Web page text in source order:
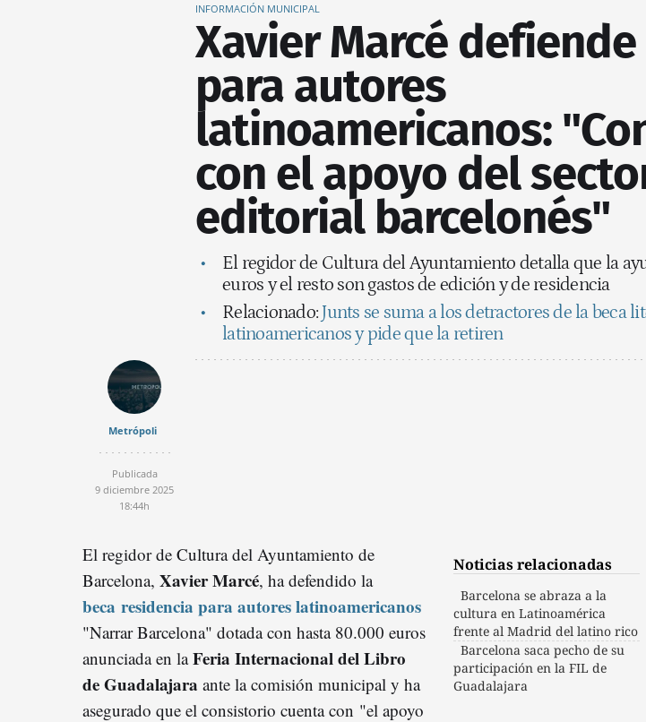
INFORMACIÓN MUNICIPAL
Xavier Marcé
para autores
latinoamericanos:
con el apoyo del
editorial barcelonés"
El regidor de Cultura del Ayuntamiento detalla que la
euros y el resto son gastos de edición y de residencia
Relacionado: Junts se suma a los detractores de la beca
latinoamericanos y pide que la retiren
Metrópoli
Publicada
9 diciembre 2025
18:44h
Noticias relacionadas
Barcelona se abraza a la
cultura en Latinoamérica
frente al Madrid del latino rico
Barcelona saca pecho de su
participación en la FIL de
Guadalajara
El regidor de Cultura del Ayuntamiento de
Barcelona, Xavier Marcé, ha defendido la
beca residencia para autores latinoamericanos
"Narrar Barcelona" dotada con hasta 80.000 euros
anunciada en laFeria Internacional del Libro
de Guadalajara ante la comisión municipal y ha
asegurado que el consistorio cuenta con "el apoyo